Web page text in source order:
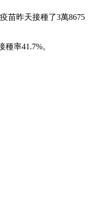
苗昨天接種了3萬8675
率41.7%。